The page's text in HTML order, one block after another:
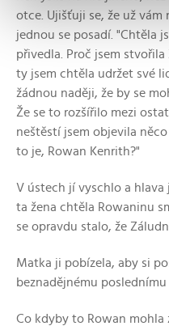
otce. Ujišťuji se, že už vám
jednou se posadí. "Chtěla
přivedla. Proč jsem
ty jsem chtěla udržet své
žádnou naději, že by se
Že se to rozšířilo mezi
neštěstí jsem objevila
to je, Rowan Kenrith?"
V ústech jí vyschlo a
ta žena chtěla Rowaninu
se opravdu stalo, že
Matka ji pobízela, aby si
beznadějnému poslednímu
Co kdyby to Rowan mohla